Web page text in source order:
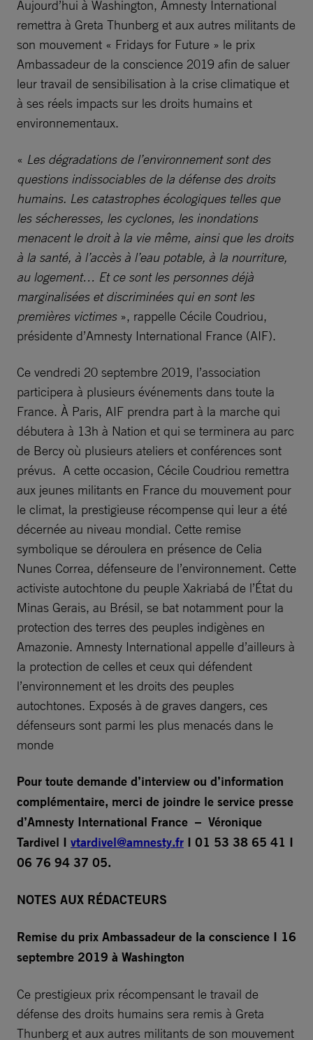
Aujourd’hui à Washington, Amnesty International
remettra à Greta Thunberg et aux autres militants de
son mouvement « Fridays for Future » le prix
Ambassadeur de la conscience 2019 afin de saluer
leur travail de sensibilisation à la crise climatique et
à ses réels impacts sur les droits humains et
environnementaux.
« Les dégradations de l’environnement sont des
questions indissociables de la défense des droits
humains. Les catastrophes écologiques telles que
les sécheresses, les cyclones, les inondations
menacent le droit à la vie même, ainsi que les droits
à la santé, à l’accès à l’eau potable, à la nourriture,
au logement… Et ce sont les personnes déjà
marginalisées et discriminées qui en sont les
premières victimes », rappelle Cécile Coudriou,
présidente d’Amnesty International France (AIF).
Ce vendredi 20 septembre 2019, l’association
participera à plusieurs événements dans toute la
France. À Paris, AIF prendra part à la marche qui
débutera à 13h à Nation et qui se terminera au parc
de Bercy où plusieurs ateliers et conférences sont
prévus. A cette occasion, Cécile Coudriou remettra
aux jeunes militants en France du mouvement pour
le climat, la prestigieuse récompense qui leur a été
décernée au niveau mondial. Cette remise
symbolique se déroulera en présence de Celia
Nunes Correa, défenseure de l’environnement. Cette
activiste autochtone du peuple Xakriabá de l’État du
Minas Gerais, au Brésil, se bat notamment pour la
protection des terres des peuples indigènes en
Amazonie. Amnesty International appelle d’ailleurs à
la protection de celles et ceux qui défendent
l’environnement et les droits des peuples
autochtones. Exposés à de graves dangers, ces
défenseurs sont parmi les plus menacés dans le
monde
Pour toute demande d’interview ou d’information
complémentaire, merci de joindre le service presse
d’Amnesty International France – Véronique
Tardivel I vtardivel@amnesty.fr I 01 53 38 65 41 I
06 76 94 37 05.
NOTES AUX RÉDACTEURS
Remise du prix Ambassadeur de la conscience I 16
septembre 2019 à Washington
Ce prestigieux prix récompensant le travail de
défense des droits humains sera remis à Greta
Thunberg et aux autres militants de son mouvement